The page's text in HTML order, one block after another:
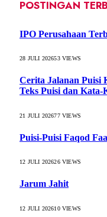
POSTINGAN
IPO Perusahaan
28 JULI 202653VIEWS
Cerita Jalanan Puisi
Teks Puisi dan Kata-
21 JULI 202677VIEWS
Puisi-Puisi Faqod
12 JULI 202626VIEWS
Jarum Jahit
12 JULI 202610VIEWS